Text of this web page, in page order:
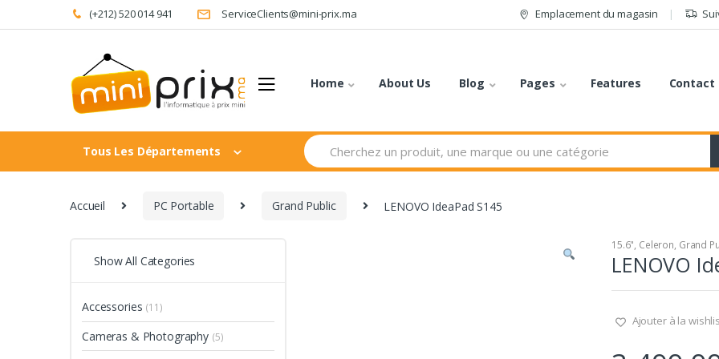
to
to
(+212) 520 014 941 ServiceClients@mini-prix.ma Emplacement du magasin
Home About Us Blog Pages Features Contact
Tous Les Départements
Search
for:
Accueil PC Portable Grand Public LENOVO IdeaPad S145
15.6", Celeron, Grand
LENOVO
Ajouter à la
Show All Categories
Accessories (11)
Cameras & Photography (5)